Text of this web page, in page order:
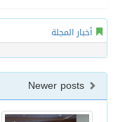
أخبار المجلة